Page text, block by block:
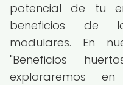
potencial de tu
beneficios de
modulares. En
"Beneficios
exploraremos